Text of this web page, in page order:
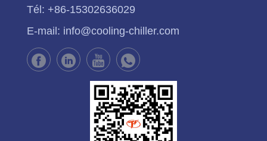
Tél: +86-15302636029
E-mail: info@cooling-chiller.com